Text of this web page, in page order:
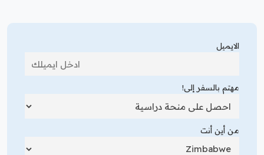
الايميل
مهتم بالسفر إلى!
من أين أنت